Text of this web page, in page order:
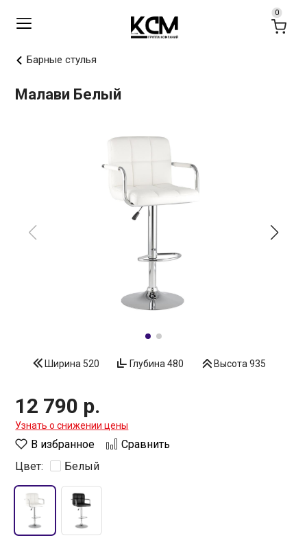
Барные стулья
Малави Белый
Ширина 520 Глубина 480 Высота 935
12 790 р.
Узнать о снижении цены
В избранное
Сравнить
Цвет:
Белый